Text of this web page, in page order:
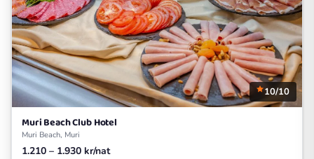
10/10
Muri Beach Club Hotel
Muri Beach, Muri
1.210 – 1.930 kr/nat